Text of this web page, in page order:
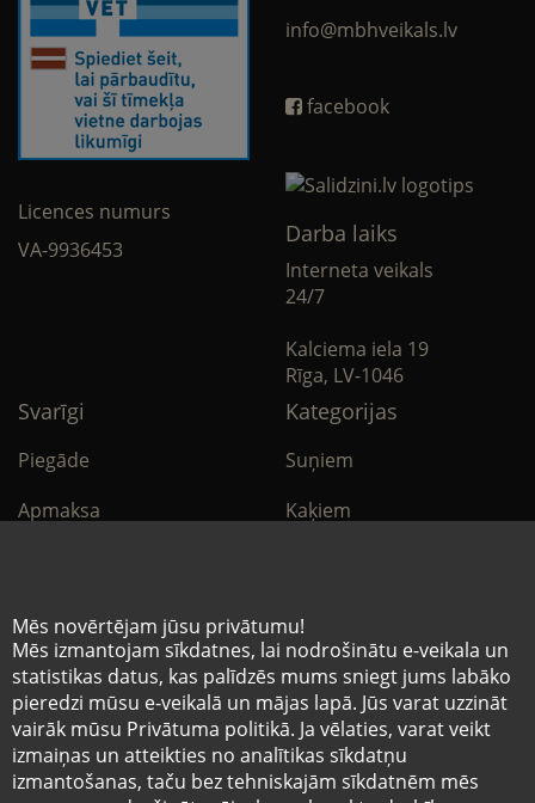
Mēs novērtējam jūsu privātumu!
Mēs izmantojam sīkdatnes, lai nodrošinātu e-veikala un
statistikas datus, kas palīdzēs mums sniegt jums labāko
pieredzi mūsu e-veikalā un mājas lapā. Jūs varat uzzināt
vairāk mūsu Privātuma politikā. Ja vēlaties, varat veikt
izmaiņas un atteikties no analītikas sīkdatņu
izmantošanas, taču bez tehniskajām sīkdatnēm mēs
Licences numurs
VA-9936453
info@mbhveikals.lv
facebook
Darba laiks
Interneta veikals
24/7
Kalciema iela 19
Rīga, LV-1046
Svarīgi
Piegāde
Apmaksa
Sīkdatņu noteikumi
Kategorijas
Suņiem
Kaķiem
© Mazo brāļu hospitālis 2026
Pēdējais tīmekļvietnē ievietotās informācijas